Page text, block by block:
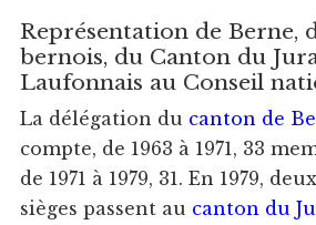
Représentation de Berne,
bernois, du Canton du
Laufonnais au Conseil
La délégation du canton de
compte, de 1963 à 1971, 33
de 1971 à 1979, 31. En 1979,
sièges passent au canton du